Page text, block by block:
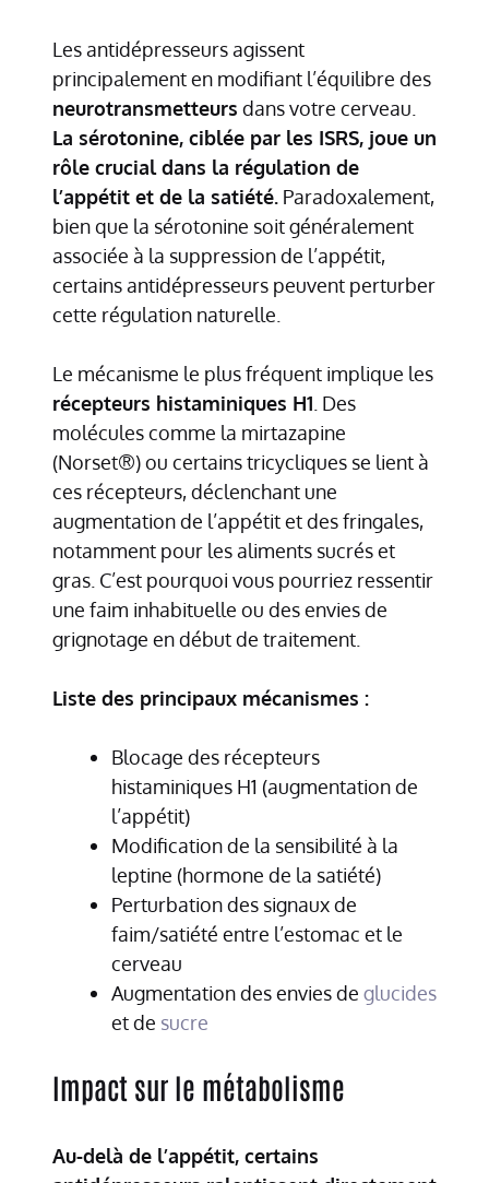
Les antidépresseurs agissent
principalement en modifiant l’équilibre des
neurotransmetteurs dans votre cerveau.
La sérotonine, ciblée par les ISRS, joue un
rôle crucial dans la régulation de
l’appétit et de la satiété. Paradoxalement,
bien que la sérotonine soit généralement
associée à la suppression de l’appétit,
certains antidépresseurs peuvent perturber
cette régulation naturelle.
Le mécanisme le plus fréquent implique les
récepteurs histaminiques H1 . Des
molécules comme la mirtazapine
(Norset®) ou certains tricycliques se lient à
ces récepteurs, déclenchant une
augmentation de l’appétit et des fringales,
notamment pour les aliments sucrés et
gras. C’est pourquoi vous pourriez ressentir
une faim inhabituelle ou des envies de
grignotage en début de traitement.
Liste des principaux mécanismes :
Blocage des récepteurs
histaminiques H1 (augmentation de
l’appétit)
Modification de la sensibilité à la
leptine (hormone de la satiété)
Perturbation des signaux de
faim/satiété entre l’estomac et le
cerveau
Augmentation des envies de glucides
et de sucre
Impact sur le métabolisme
Au-delà de l’appétit, certains